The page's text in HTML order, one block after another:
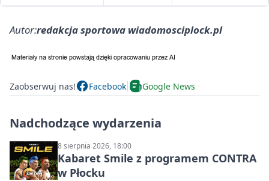
Autor:redakcja sportowa wiadomosciplock.pl
Zaobserwuj nas! Facebook Google News
Nadchodzące wydarzenia
8 sierpnia 2026, 18:00
Kabaret Smile z programem CONTRA
w Płocku